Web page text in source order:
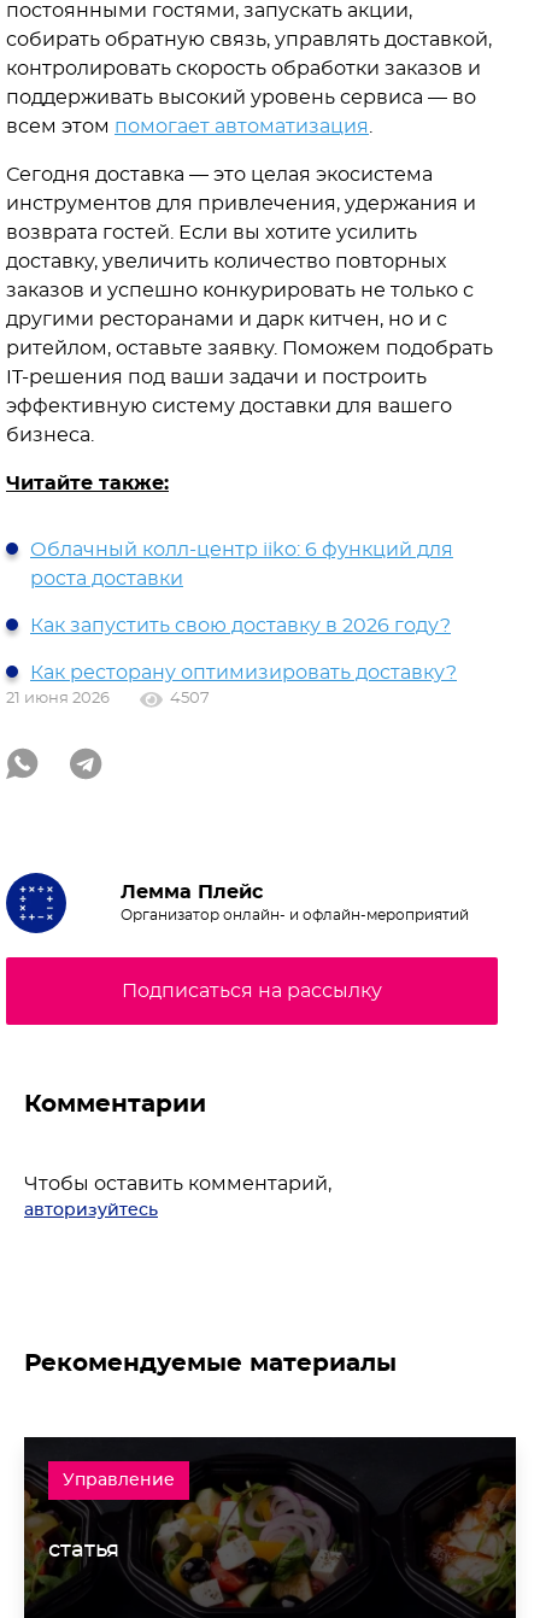
постоянными гостями, запускать акции,
собирать обратную связь, управлять доставкой,
контролировать скорость обработки заказов и
поддерживать высокий уровень сервиса — во
всем этом помогает автоматизация
Сегодня доставка — это целая экосистема
инструментов для привлечения, удержания и
возврата гостей. Если вы хотите усилить
доставку, увеличить количество повторных
заказов и успешно конкурировать не только с
другими ресторанами и дарк китчен, но и с
ритейлом, оставьте заявку. Поможем подобрать
IT-решения под ваши задачи и построить
эффективную систему доставки для вашего
бизнеса.
Читайте также:
Облачный колл-центр iiko: 6 функций для
роста доставки
Как запустить свою доставку в 2026 году?
Как ресторану оптимизировать доставку?
21 июня 2026 4507
Лемма Плейс
Организатор онлайн- и офлайн-мероприятий
Подписаться на рассылку
Комментарии
Чтобы оставить комментарий,
авторизуйтесь
Рекомендуемые материалы
Управление
статья